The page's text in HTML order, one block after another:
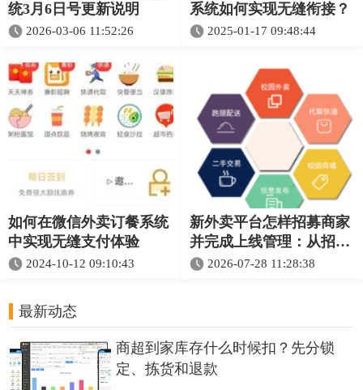
统3月6日号更新说明
2026-03-06 11:52:26
系统如何实现无缝衔接？
2025-01-17 09:48:44
如何在微信外卖订餐系统
中实现无缝支付体验
2024-10-12 09:10:43
新外卖平台怎样招募商家
并完成上线管理：从招商
到接单的完整流程
2026-07-28 11:28:38
最新动态
商超到家库存什么时候扣？先分锁
定、拣货和退款